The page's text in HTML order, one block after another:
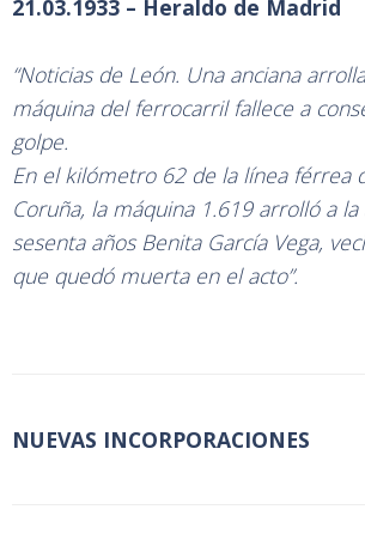
21.03.1933 – Heraldo de Madrid
“Noticias de León. Una anciana
máquina del ferrocarril fallece a
golpe.
En el kilómetro 62 de la línea férrea
Coruña, la máquina 1.619 arrolló a la
sesenta años Benita García Vega,
que quedó muerta en el acto”.
NUEVAS INCORPORACIONES